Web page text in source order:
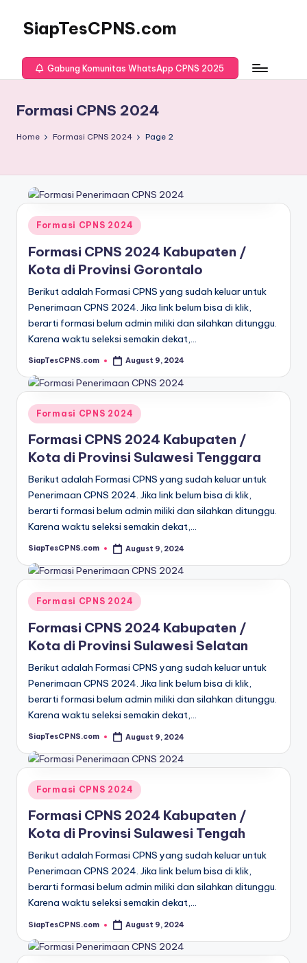
SiapTesCPNS.com
Gabung Komunitas WhatsApp CPNS 2025
Formasi CPNS 2024
Home Formasi CPNS 2024 Page 2
Posted
in
Formasi CPNS 2024
Formasi CPNS 2024 Kabupaten /
Kota di Provinsi Gorontalo
Berikut adalah Formasi CPNS yang sudah keluar untuk
Penerimaan CPNS 2024. Jika link belum bisa di klik,
berarti formasi belum admin miliki dan silahkan ditunggu.
Karena waktu seleksi semakin dekat,…
Posted
SiapTesCPNS.com August 9, 2024
Posted
in
Formasi CPNS 2024
Formasi CPNS 2024 Kabupaten /
Kota di Provinsi Sulawesi Tenggara
Berikut adalah Formasi CPNS yang sudah keluar untuk
Penerimaan CPNS 2024. Jika link belum bisa di klik,
berarti formasi belum admin miliki dan silahkan ditunggu.
Karena waktu seleksi semakin dekat,…
Posted
SiapTesCPNS.com August 9, 2024
Posted
in
Formasi CPNS 2024
Formasi CPNS 2024 Kabupaten /
Kota di Provinsi Sulawesi Selatan
Berikut adalah Formasi CPNS yang sudah keluar untuk
Penerimaan CPNS 2024. Jika link belum bisa di klik,
berarti formasi belum admin miliki dan silahkan ditunggu.
Karena waktu seleksi semakin dekat,…
Posted
SiapTesCPNS.com August 9, 2024
Posted
in
Formasi CPNS 2024
Formasi CPNS 2024 Kabupaten /
Kota di Provinsi Sulawesi Tengah
Berikut adalah Formasi CPNS yang sudah keluar untuk
Penerimaan CPNS 2024. Jika link belum bisa di klik,
berarti formasi belum admin miliki dan silahkan ditunggu.
Karena waktu seleksi semakin dekat,…
Posted
SiapTesCPNS.com August 9, 2024